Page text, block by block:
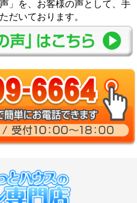
」を、お客様の声として、手
だいております。